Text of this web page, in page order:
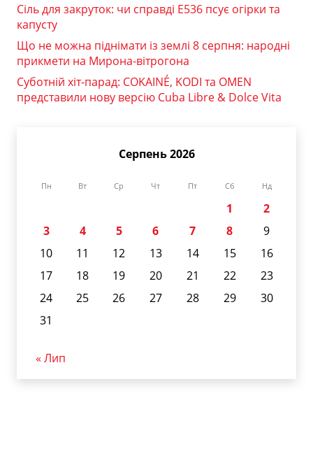
Сіль для закруток: чи справді Е536 псує огірки та
капусту
Що не можна піднімати із землі 8 серпня: народні
прикмети на Мирона-вітрогона
Суботній хіт-парад: COKAINÉ, KODI та OMEN
представили нову версію Cuba Libre & Dolce Vita
Серпень 2026
Пн Вт Ср Чт Пт Сб Нд
1
2
3
4 5 6 7 8
9
10
11 12 13 14 15
16
17
18 19 20 21 22
23
24
25 26 27 28 29
30
31
« Лип